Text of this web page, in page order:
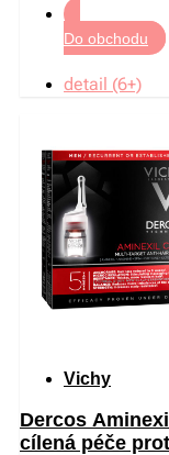
Do obchodu
detail (6+)
Vichy
Dercos
cílená péče